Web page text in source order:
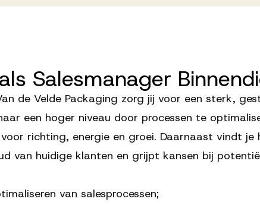
als Salesmanager
de Velde Packaging zorg jij voor een sterk,
een hoger niveau door processen te
richting, energie en groei. Daarnaast vindt
van huidige klanten en grijpt kansen bij
van salesprocessen;